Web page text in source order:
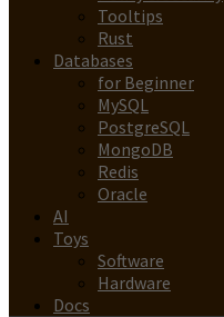
Tooltips
Rust
Databases
for Beginner
MySQL
PostgreSQL
MongoDB
Redis
Oracle
AI
Toys
Software
Hardware
Docs